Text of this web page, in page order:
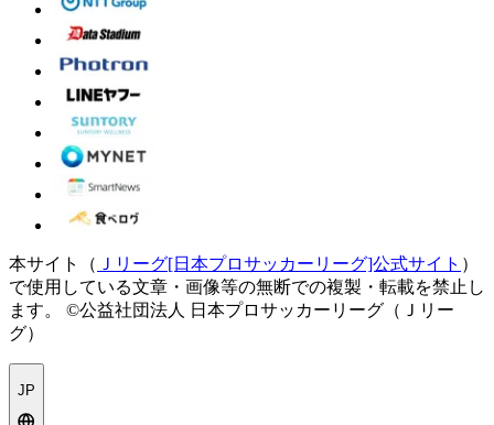
本サイト（ Ｊリーグ[日本プロサッカーリーグ]公式サイト ）
で使用している文章・画像等の無断での複製・転載を禁止し
ます。
©公益社団法人 日本プロサッカーリーグ（Ｊリー
グ）
JP